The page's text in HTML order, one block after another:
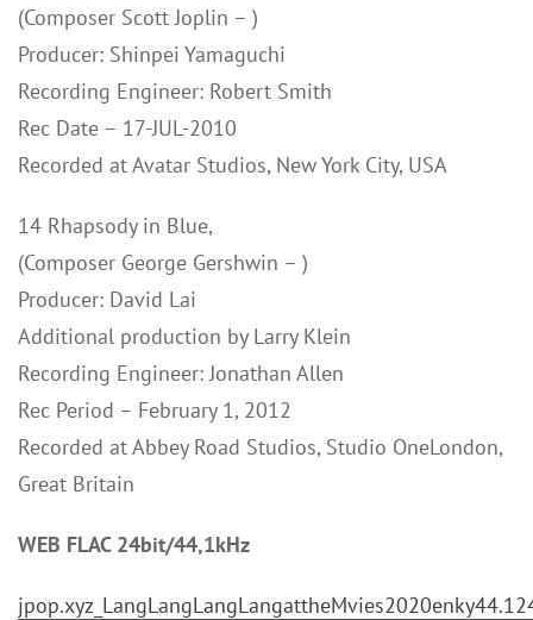
(Composer Scott Joplin – )
Producer: Shinpei Yamaguchi
Recording Engineer: Robert Smith
Rec Date – 17-JUL-2010
Recorded at Avatar Studios, New York City, USA
14 Rhapsody in Blue,
(Composer George Gershwin – )
Producer: David Lai
Additional production by Larry Klein
Recording Engineer: Jonathan Allen
Rec Period – February 1, 2012
Recorded at Abbey Road Studios, Studio OneLondon,
Great Britain
WEB FLAC 24bit/44,1kHz